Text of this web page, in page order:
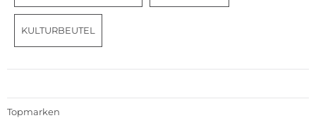
KULTURBEUTEL
Topmarken